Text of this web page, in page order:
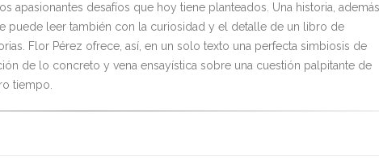
apasionantes desafíos que hoy tiene planteados. Una historia,
puede leer también con la curiosidad y el detalle de un libro de
Flor Pérez ofrece, así, en un solo texto una perfecta simbiosis de
de lo concreto y vena ensayística sobre una cuestión palpitante de
tiempo.